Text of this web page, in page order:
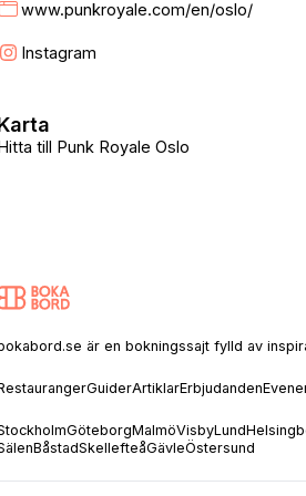
www.punkroyale.com/en/oslo/
Instagram
till Punk Royale Oslo
är en bokningssajt fylld av
GuiderArtiklarErbjudanden
GöteborgMalmöVisbyLund
BåstadSkellefteåGävleÖstersund